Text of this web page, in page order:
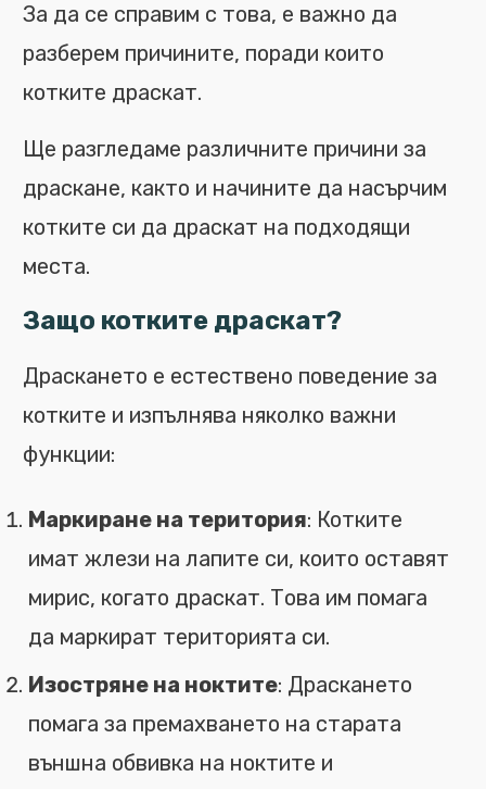
За да се справим с това, е важно да
разберем причините, поради които
котките драскат.
Ще разгледаме различните причини за
драскане, както и начините да насърчим
котките си да драскат на подходящи
места.
Защо котките драскат?
Драскането е естествено поведение за
котките и изпълнява няколко важни
функции:
Маркиране на територия: Котките
имат жлези на лапите си, които оставят
мирис, когато драскат. Това им помага
да маркират територията си.
Изостряне на ноктите: Драскането
помага за премахването на старата
външна обвивка на ноктите и